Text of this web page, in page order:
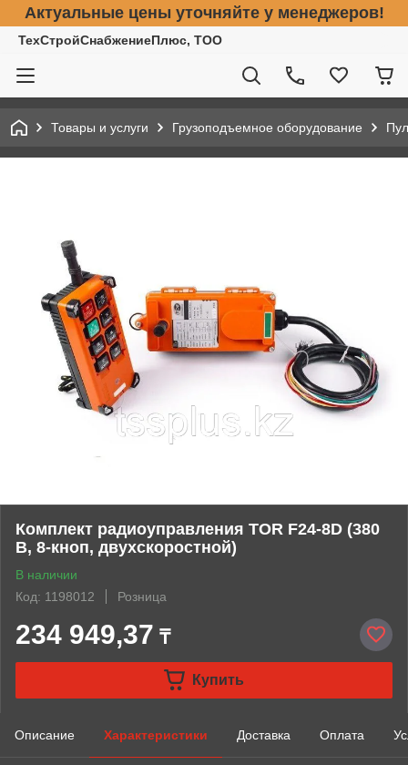
Актуальные цены уточняйте у менеджеров!
ТехСтройСнабжениеПлюс, ТОО
Товары и услуги Грузоподъемное оборудование
Комплект радиоуправления TOR F24-8D (380
В, 8-кноп, двухскоростной)
В наличии
Код: 1198012
Розница
234 949,37 ₸
Купить
Описание Характеристики Доставка Оплата